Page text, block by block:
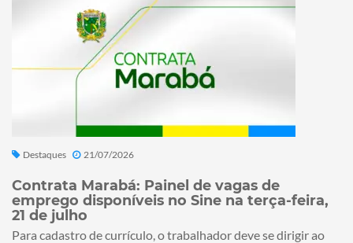
Destaques 21/07/2026
Contrata Marabá: Painel de vagas de
emprego disponíveis no Sine na terça-feira,
21 de julho
Para cadastro de currículo, o trabalhador deve se dirigir ao